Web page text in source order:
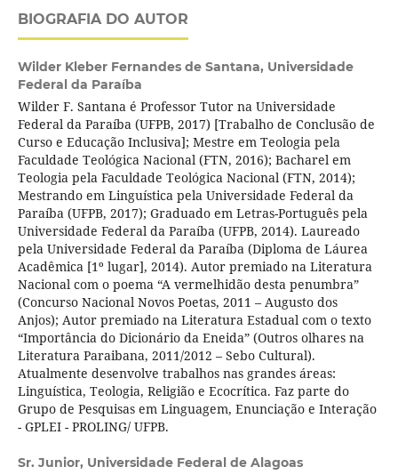
BIOGRAFIA DO AUTOR
Wilder Kleber Fernandes de Santana, Universidade
Federal da Paraíba
Wilder F. Santana é Professor Tutor na Universidade
Federal da Paraíba (UFPB, 2017) [Trabalho de Conclusão de
Curso e Educação Inclusiva]; Mestre em Teologia pela
Faculdade Teológica Nacional (FTN, 2016); Bacharel em
Teologia pela Faculdade Teológica Nacional (FTN, 2014);
Mestrando em Linguística pela Universidade Federal da
Paraíba (UFPB, 2017); Graduado em Letras-Português pela
Universidade Federal da Paraíba (UFPB, 2014). Laureado
pela Universidade Federal da Paraíba (Diploma de Láurea
Acadêmica [1º lugar], 2014). Autor premiado na Literatura
Nacional com o poema “A vermelhidão desta penumbra”
(Concurso Nacional Novos Poetas, 2011 – Augusto dos
Anjos); Autor premiado na Literatura Estadual com o texto
“Importância do Dicionário da Eneida” (Outros olhares na
Literatura Paraibana, 2011/2012 – Sebo Cultural).
Atualmente desenvolve trabalhos nas grandes áreas:
Linguística, Teologia, Religião e Ecocrítica. Faz parte do
Grupo de Pesquisas em Linguagem, Enunciação e Interação
- GPLEI - PROLING/ UFPB.
Sr. Junior, Universidade Federal de Alagoas